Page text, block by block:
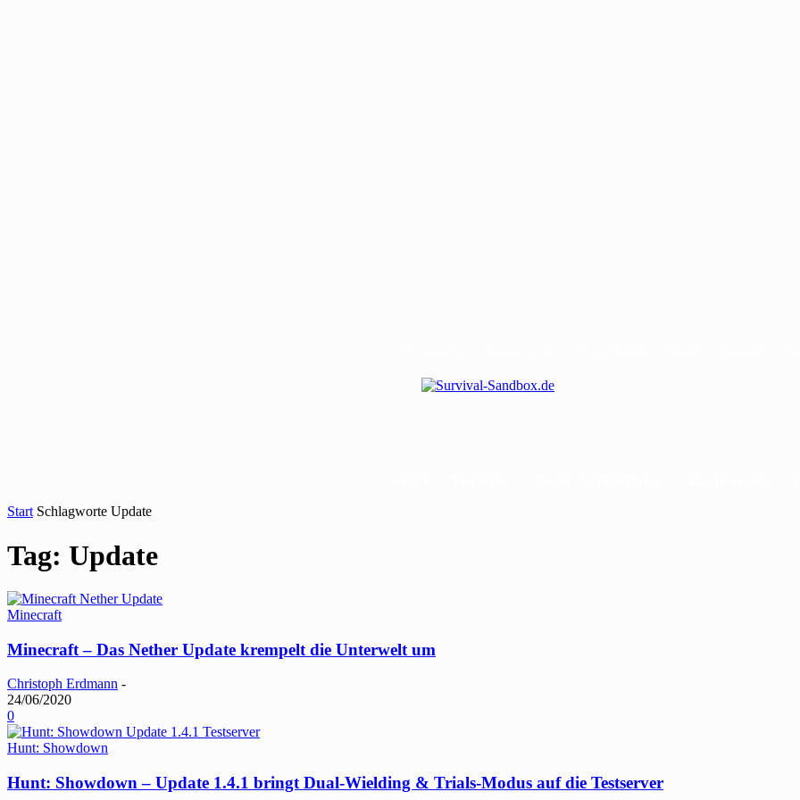
Start Schlagworte Update
Tag: Update
Minecraft
Minecraft – Das Nether Update krempelt die Unterwelt um
Christoph Erdmann -
24/06/2020
0
Hunt: Showdown
Hunt: Showdown – Update 1.4.1 bringt Dual-Wielding & Trials-Modus auf die Testserver